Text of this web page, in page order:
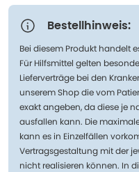
Bestellhinweis:
Bei diesem Produkt handelt
Für Hilfsmittel gelten
Lieferverträge bei den
unserem Shop die vom
exakt angeben, da diese je
ausfallen kann. Die
kann es in Einzelfällen
Vertragsgestaltung mit der
nicht realisieren können. In